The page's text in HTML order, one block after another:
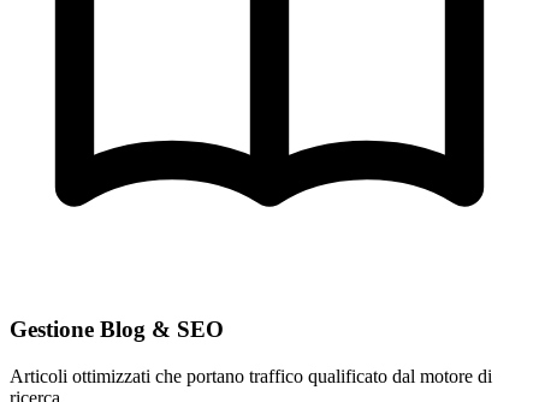
Gestione Blog & SEO
Articoli ottimizzati che portano traffico qualificato dal motore di
ricerca.